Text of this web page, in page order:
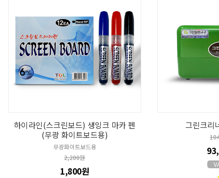
하이라인(스크린보드) 생잉크 마카 펜
(무광 화이트보드용)
무광화이트보드용
2,200원
1,800원
그린크리